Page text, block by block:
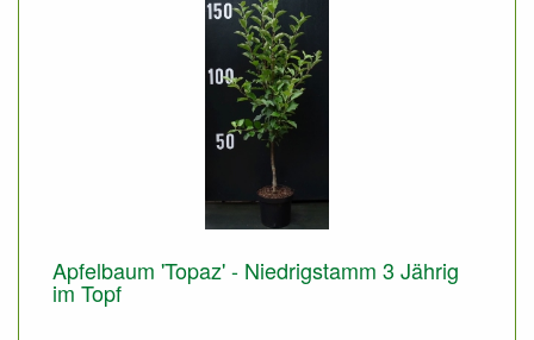
Apfelbaum 'Topaz' - Niedrigstamm 3 Jährig
im Topf